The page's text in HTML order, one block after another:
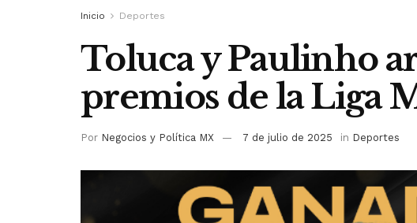
Inicio Deportes
Toluca y Paulinho
premios de la Liga
Por Negocios y Política MX 7 de julio de 2025 in Deportes